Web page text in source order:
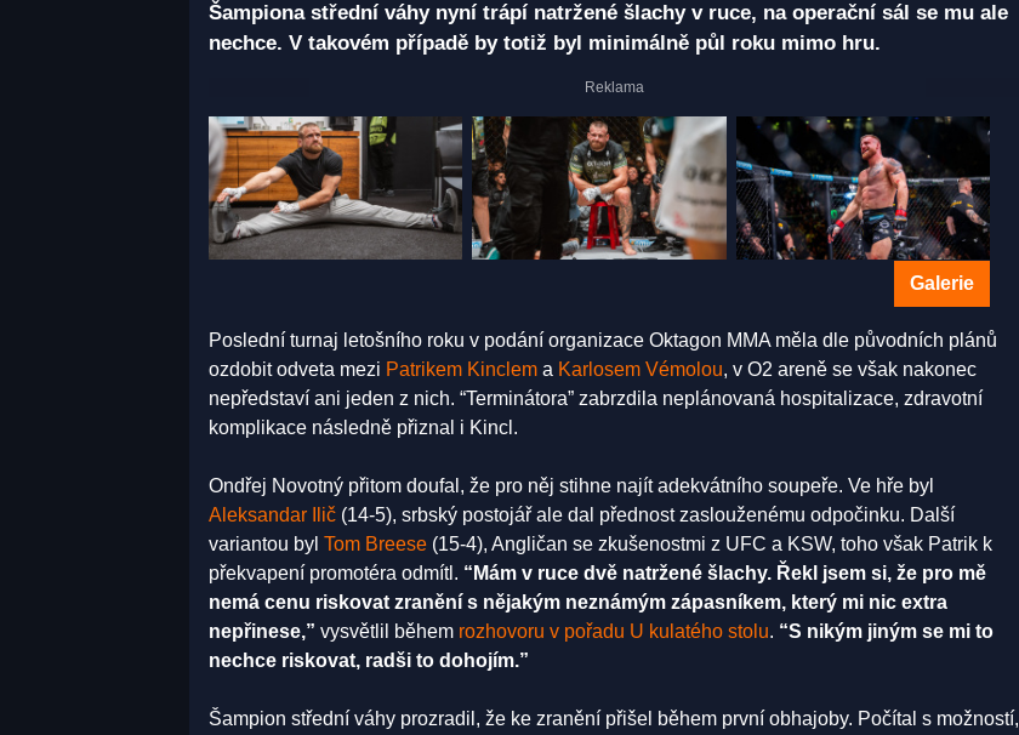
Šampiona střední váhy nyní trápí natržené šlachy v ruce, na operační sál se mu ale
nechce. V takovém případě by totiž byl minimálně půl roku mimo hru.
Galerie
Poslední turnaj letošního roku v podání organizace Oktagon MMA měla dle původních plánů
ozdobit odveta mezi Patrikem Kinclem a Karlosem Vémolou, v O2 areně se však nakonec
nepředstaví ani jeden z nich. “Terminátora” zabrzdila neplánovaná hospitalizace, zdravotní
komplikace následně přiznal i Kincl.
Ondřej Novotný přitom doufal, že pro něj stihne najít adekvátního soupeře. Ve hře byl
Aleksandar Ilič (14-5), srbský postojář ale dal přednost zaslouženému odpočinku. Další
variantou byl Tom Breese (15-4), Angličan se zkušenostmi z UFC a KSW, toho však Patrik k
překvapení promotéra odmítl. “Mám v ruce dvě natržené šlachy. Řekl jsem si, že pro mě
nemá cenu riskovat zranění s nějakým neznámým zápasníkem, který mi nic extra
nepřinese,” vysvětlil během rozhovoru v pořadu U kulatého stolu. “S nikým jiným se mi to
nechce riskovat, radši to dohojím.”
Šampion střední váhy prozradil, že ke zranění přišel během první obhajoby. Počítal s možností,